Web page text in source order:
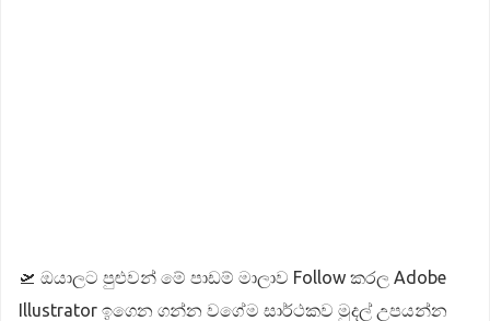
🛫 ඔයාලට පුළුවන් මේ පාඩම් මාලාව Follow කරල Adobe
Illustrator ඉගෙන ගන්න වගේම සාර්ථකව මුදල් උපයන්න